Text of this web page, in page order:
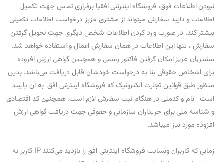
نبودن اطلاعات فوق، فروشگاه اینترنتی افقبا برقراری تماس جهت تکمیل
اطلاعات و تایید سفارش میتواند از مشتری عزیز درخواست اطلاعات تکمیلی
بیشتر کند. در صورت وارد کردن اطلاعات شخص دیگری جهت تحویل گرفتن
سفارش ، تنها این اطلاعات در همان سفارش اعمال و استفاده خواهد شد.
مشتریان عزیز امکان گرفتن فاکتور رسمی و همچنین گواهی ارزش افزوده
برای اشخاص حقوقی بنا به درخواست خودشان قابل دریافت می‌باشد. بدین
منظور طبق قوانین تجارت الکترونیک که فروشگاه اینترنتی افق به آن پایبند
است ، نام و کدملی در هنگام ثبت سفارش لازم است. همچنین کد اقتصادی
و شناسه ملی برای خریداران سازمانی و حقوقی جهت دریافت گواهی ارزش
افزوده مورد نیاز میباشد.
زمانی که کاربران وبسایت فروشگاه اینترنتی افق را بازدید می‌کنند IP کاربر به